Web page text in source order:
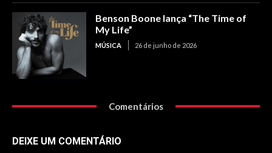
Benson Boone lança “The Time of
My Life”
MÚSICA 26 de junho de 2026
Comentários
DEIXE UM COMENTÁRIO